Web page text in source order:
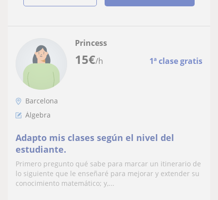
15€/h 1ª clase gratis
Princess
Barcelona
Álgebra
Adapto mis clases según el nivel del
estudiante.
Primero pregunto qué sabe para marcar un itinerario de
lo siguiente que le enseñaré para mejorar y extender su
conocimiento matemático; y,...